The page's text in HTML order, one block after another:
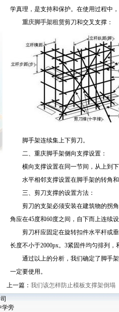
学真理，是支持和保护。在使用过程中
重庆脚手架租赁剪刀和交叉支撑：
脚手架连续集上下剪刀。
二、重庆脚手架侧向支撑设置：
横向支撑设置在同一节间，从上到下
水平相邻支撑设置在脚手架的转角
三、剪刀支撑的设置方法：
剪刀的支架必须安装在建筑物的拐角
角应在45度和60度之间，自下而上连续
剪刀杆应固定在旋转扣件水平杆或垂
长度不小于2000px。3紧固件均匀排列
通过以上的分析，我们确定了脚手架
一定要使用。
上一篇： 我们该怎样防止模板支撑架倒塌
学旁